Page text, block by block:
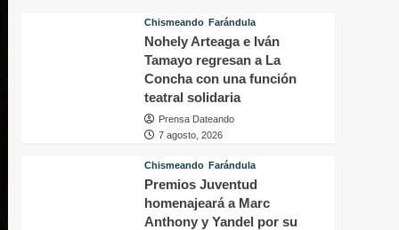
Chismeando Farándula
Nohely Arteaga e Iván
Tamayo regresan a La
Concha con una función
teatral solidaria
Prensa Dateando
7 agosto, 2026
Chismeando Farándula
Premios Juventud
homenajeará a Marc
Anthony y Yandel por su